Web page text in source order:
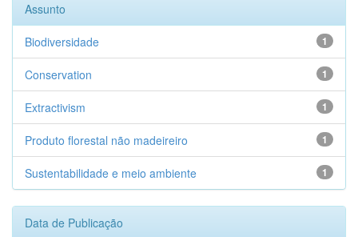
Assunto
1
Biodiversidade
1
Conservation
1
Extractivism
1
Produto florestal não madeireiro
1
Sustentabilidade e meio ambiente
Data de Publicação